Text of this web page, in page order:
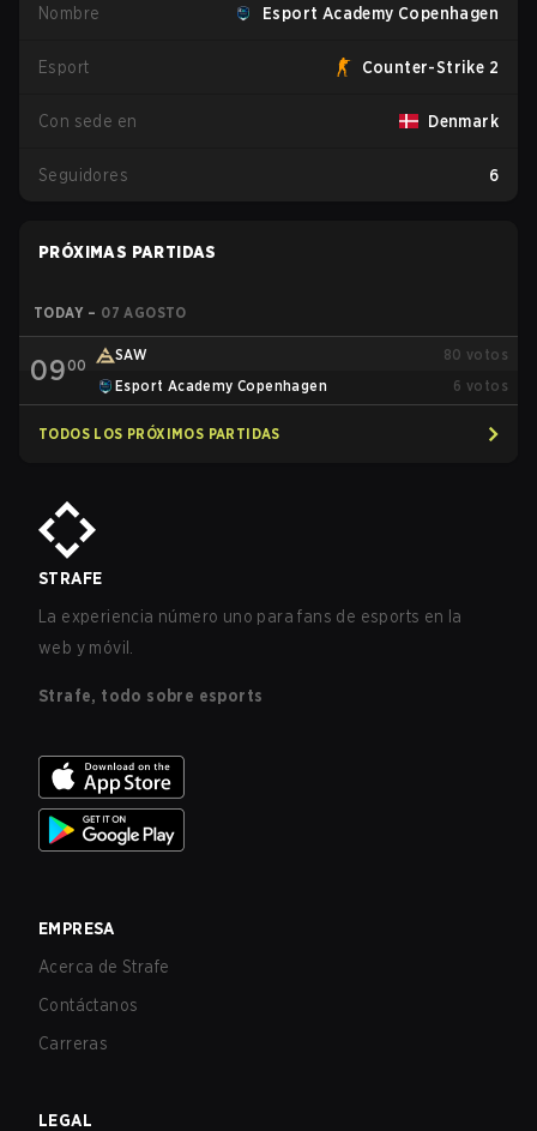
Nombre Esport Academy Copenhagen
Esport Counter-Strike 2
Con sede en Denmark
Seguidores 6
PRÓXIMAS PARTIDAS
TODAY – 07 AGOSTO
0900
SAW 80 votos
Esport Academy Copenhagen
6 votos
TODOS LOS PRÓXIMOS PARTIDAS
STRAFE
La experiencia número uno para fans de esports en la
web y móvil.
Strafe, todo sobre esports
EMPRESA
Acerca de Strafe
Contáctanos
Carreras
LEGAL